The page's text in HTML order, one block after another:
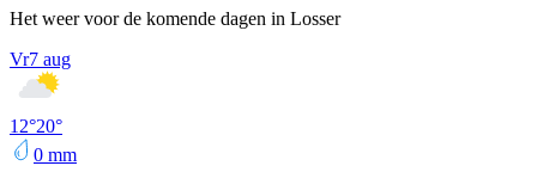
Het weer voor de komende dagen in Losser
Vr7 aug
12°20°
0 mm